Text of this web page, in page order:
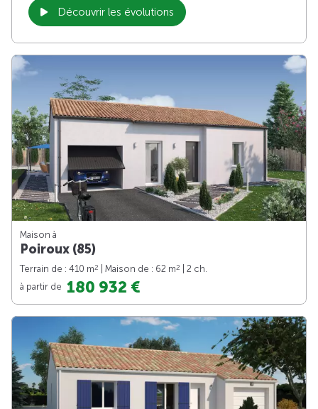
Découvrir les évolutions
Maison à
Poiroux (85)
Terrain de : 410 m2 | Maison de : 62 m2
| 2 ch.
à partir de 180 932 €